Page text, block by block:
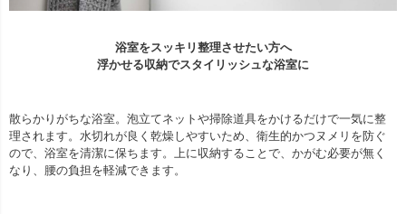
浴室をスッキリ整理させたい方へ
浮かせる収納でスタイリッシュな浴室に
散らかりがちな浴室。泡立てネットや掃除道具をかけるだけで一気に整
理されます。水切れが良く乾燥しやすいため、衛生的かつヌメリを防ぐ
ので、浴室を清潔に保ちます。上に収納することで、かがむ必要が無く
なり、腰の負担を軽減できます。